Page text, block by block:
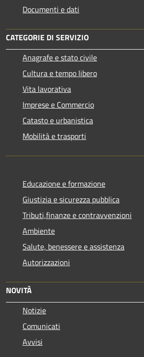
Documenti e dati
CATEGORIE DI SERVIZIO
Anagrafe e stato civile
Cultura e tempo libero
Vita lavorativa
Imprese e Commercio
Catasto e urbanistica
Mobilità e trasporti
Educazione e formazione
Giustizia e sicurezza pubblica
Tributi,finanze e contravvenzioni
Ambiente
Salute, benessere e assistenza
Autorizzazioni
NOVITÀ
Notizie
Comunicati
Avvisi